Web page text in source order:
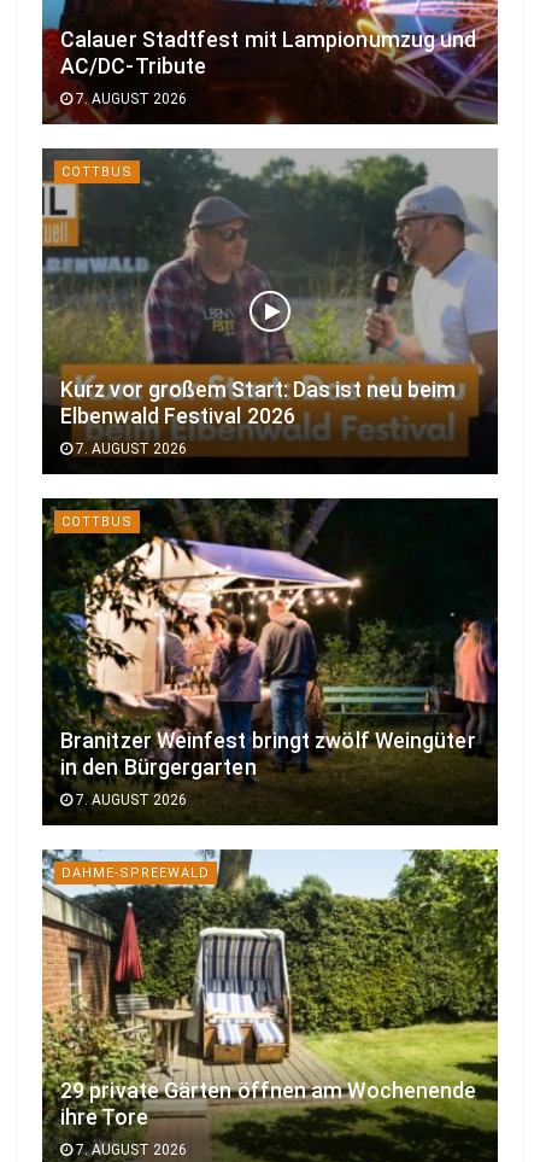
Calauer Stadtfest mit Lampionumzug und
AC/DC-Tribute
7. AUGUST 2026
COTTBUS
Kurz vor großem Start: Das ist neu beim
Elbenwald Festival 2026
7. AUGUST 2026
COTTBUS
Branitzer Weinfest bringt zwölf Weingüter
in den Bürgergarten
7. AUGUST 2026
DAHME-SPREEWALD
29 private Gärten öffnen am Wochenende
ihre Tore
7. AUGUST 2026